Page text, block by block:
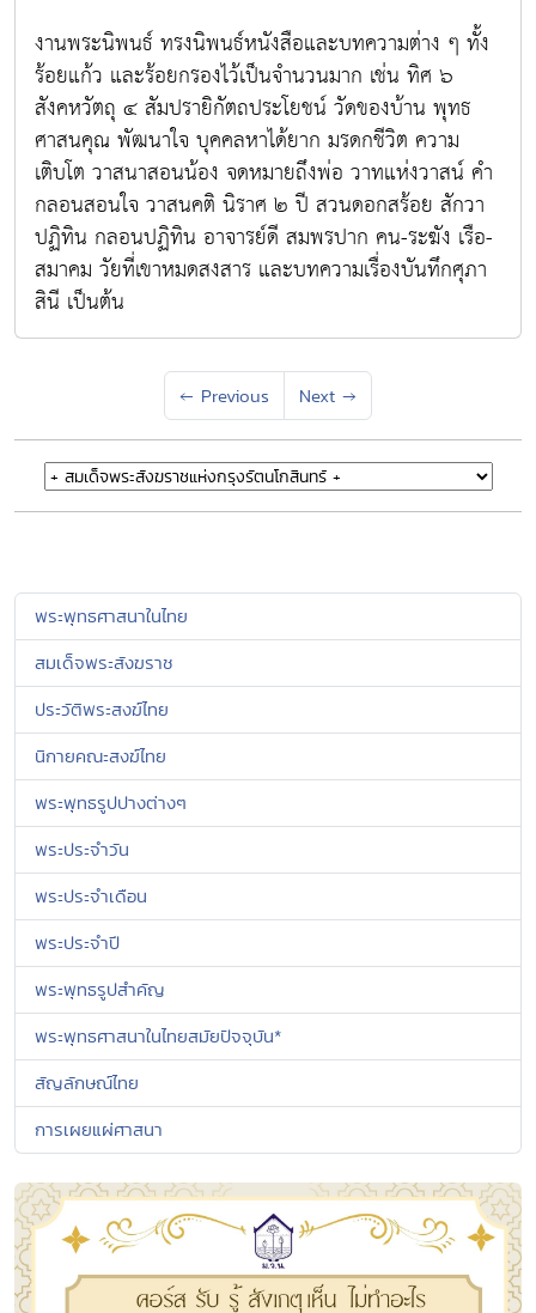
งานพระนิพนธ์ ทรงนิพนธ์หนังสือและบทความต่าง ๆ ทั้ง
ร้อยแก้ว และร้อยกรองไว้เป็นจำนวนมาก เช่น ทิศ ๖
สังคหวัตถุ ๔ สัมปรายิกัตถประโยชน์ วัดของบ้าน พุทธ
ศาสนคุณ พัฒนาใจ บุคคลหาได้ยาก มรดกชีวิต ความ
เติบโต วาสนาสอนน้อง จดหมายถึงพ่อ วาทแห่งวาสน์ คำ
กลอนสอนใจ วาสนคติ นิราศ ๒ ปี สวนดอกสร้อย สักวา
ปฏิทิน กลอนปฏิทิน อาจารย์ดี สมพรปาก คน-ระฆัง เรือ-
สมาคม วัยที่เขาหมดสงสาร และบทความเรื่องบันทึกศุภา
สินี เป็นต้น
← Previous Next →
พระพุทธศาสนาในไทย
สมเด็จพระสังฆราช
ประวัติพระสงฆ์ไทย
นิกายคณะสงฆ์ไทย
พระพุทธรูปปางต่างๆ
พระประจำวัน
พระประจำเดือน
พระประจำปี
พระพุทธรูปสำคัญ
พระพุทธศาสนาในไทยสมัยปัจจุบัน*
สัญลักษณ์ไทย
การเผยแผ่ศาสนา